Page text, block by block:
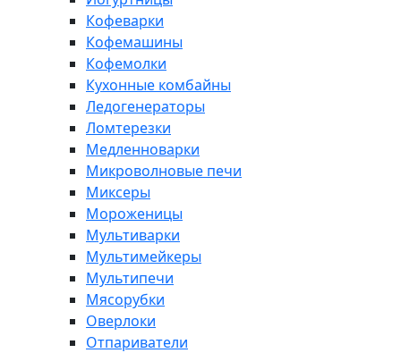
Кофеварки
Кофемашины
Кофемолки
Кухонные комбайны
Ледогенераторы
Ломтерезки
Медленноварки
Микроволновые печи
Миксеры
Мороженицы
Мультиварки
Мультимейкеры
Мультипечи
Мясорубки
Оверлоки
Отпариватели